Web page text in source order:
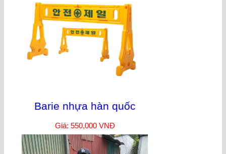
Barie nhựa hàn quốc
Giá: 550,000 VNĐ